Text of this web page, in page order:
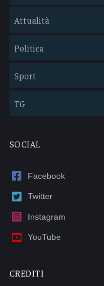
Attualità
Politica
Sport
TG
SOCIAL
Facebook
Twitter
Instagram
YouTube
CREDITI